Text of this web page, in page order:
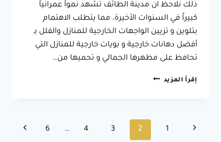
ذلك نلاحظ ان مدينة الطائف تشهد نمواً عمرانياً
كبيراً في السنوات الأخيرة، مما يتطلب الاهتمام
بتلوين و تزيين الواجهات الخارجية للمنازل والفلل بـ
أفضل دهانات خارجية و بويات خارجية للمنازل التي
تحافظ على مظهرها الجمالي و تحميها من…
إقرأ المزيد مقاول
0566631564
دهانات
تنقل
الصفحة 1
2
3
4
…
6 الصفحة